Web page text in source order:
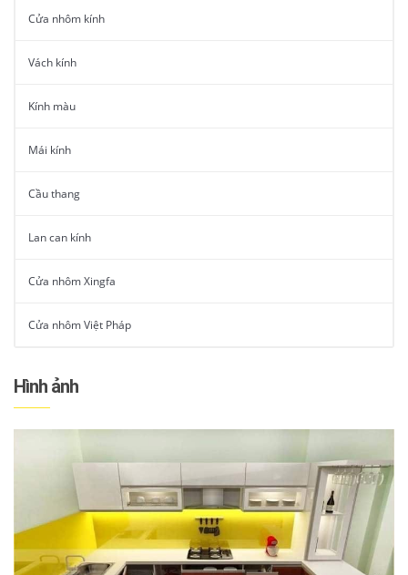
Cửa nhôm kính
Vách kính
Kính màu
Mái kính
Cầu thang
Lan can kính
Cửa nhôm Xingfa
Cửa nhôm Việt Pháp
Hình ảnh